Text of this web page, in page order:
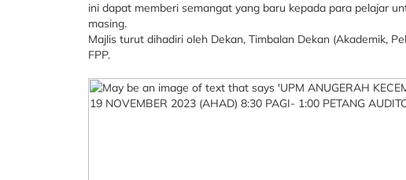
ini dapat memberi semangat yang baru kepada para pelajar
masing.
Majlis turut dihadiri oleh Dekan, Timbalan Dekan (Akademik,
FPP.